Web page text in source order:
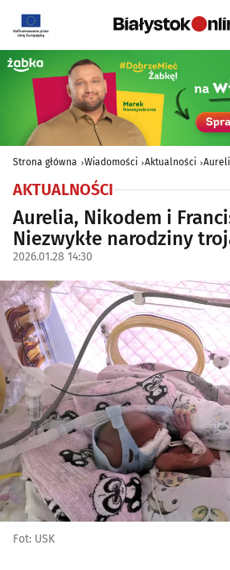
Strona główna Wiadomości Aktualności
AKTUALNOŚCI
Aurelia, Nikodem i
Niezwykłe narodziny
2026.01.28 14:30
Fot: USK